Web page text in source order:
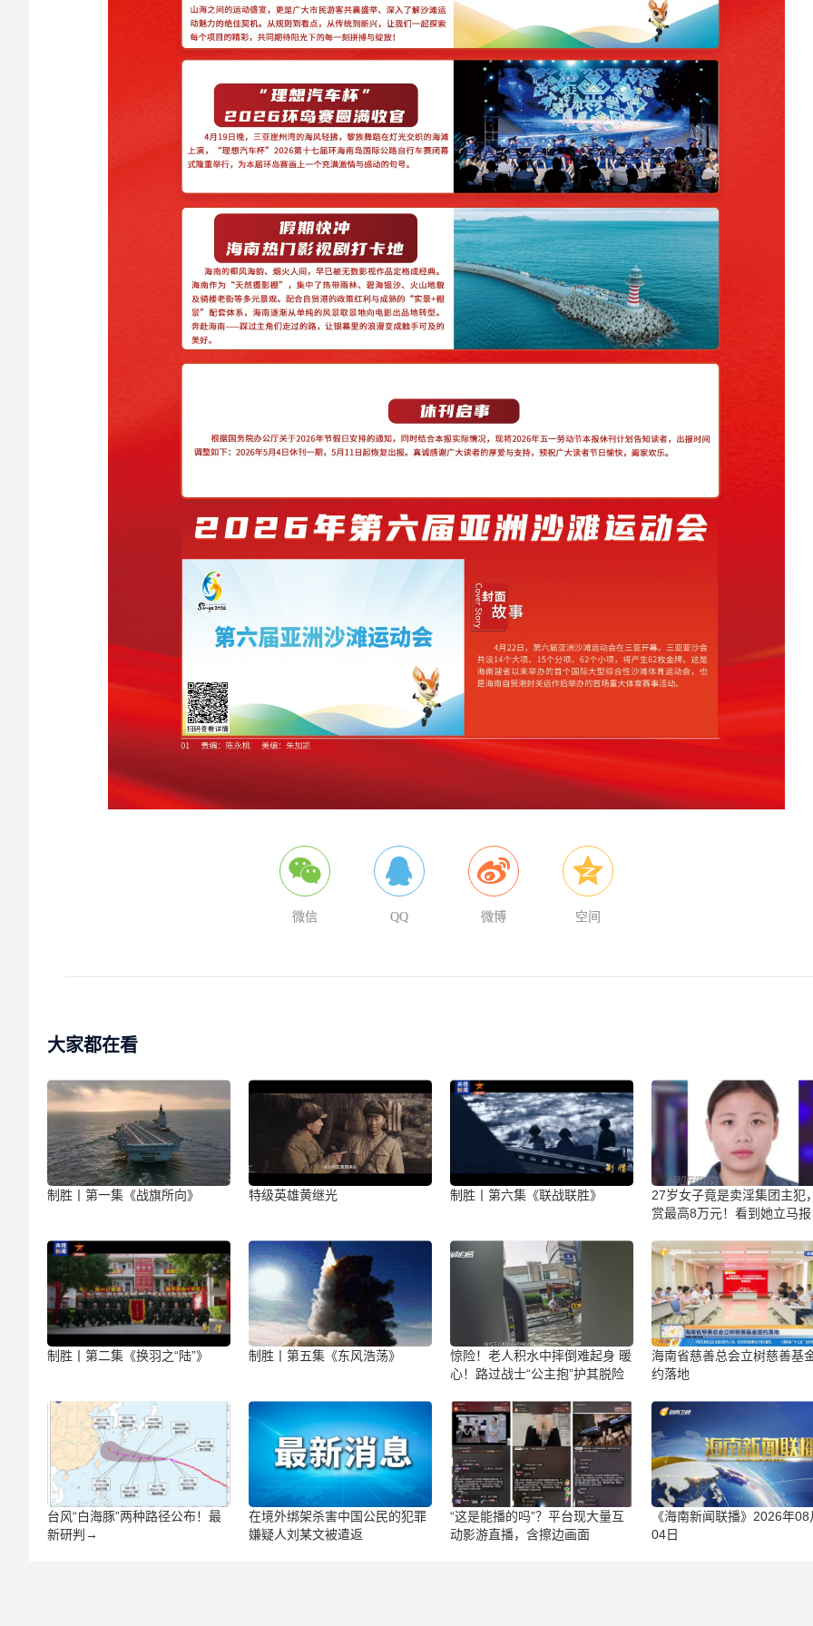
微信 QQ 微博 空间
大家都在看
制胜丨第一集《战旗所向》 特级英雄黄继光 制胜丨第六集《联战联胜》
27岁女子竟是卖淫集团主犯
赏最高8万元！看到她立马报
制胜丨第二集《换羽之“陆”》 制胜丨第五集《东风浩荡》
惊险！老人积水中摔倒难起身 暖
心！路过战士“公主抱”护其脱险
海南省慈善总会立树慈善基
约落地
台风“白海豚”两种路径公布！最
新研判→
在境外绑架杀害中国公民的犯罪
嫌疑人刘某文被遣返
“这是能播的吗”？平台现大量互
动影游直播，含擦边画面
《海南新闻联播》2026年08
04日